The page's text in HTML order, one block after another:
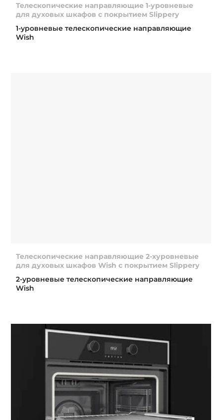
Телескопические направляющие 1-уровневые
для духовых шкафов с покрытием Slippery
1-уровневые телескопические направляющие
Wish
Телескопические направляющие 2-хуровневые
для духовых шкафов Wish с покрытием Slippery
2-уровневые телескопические направляющие
Wish